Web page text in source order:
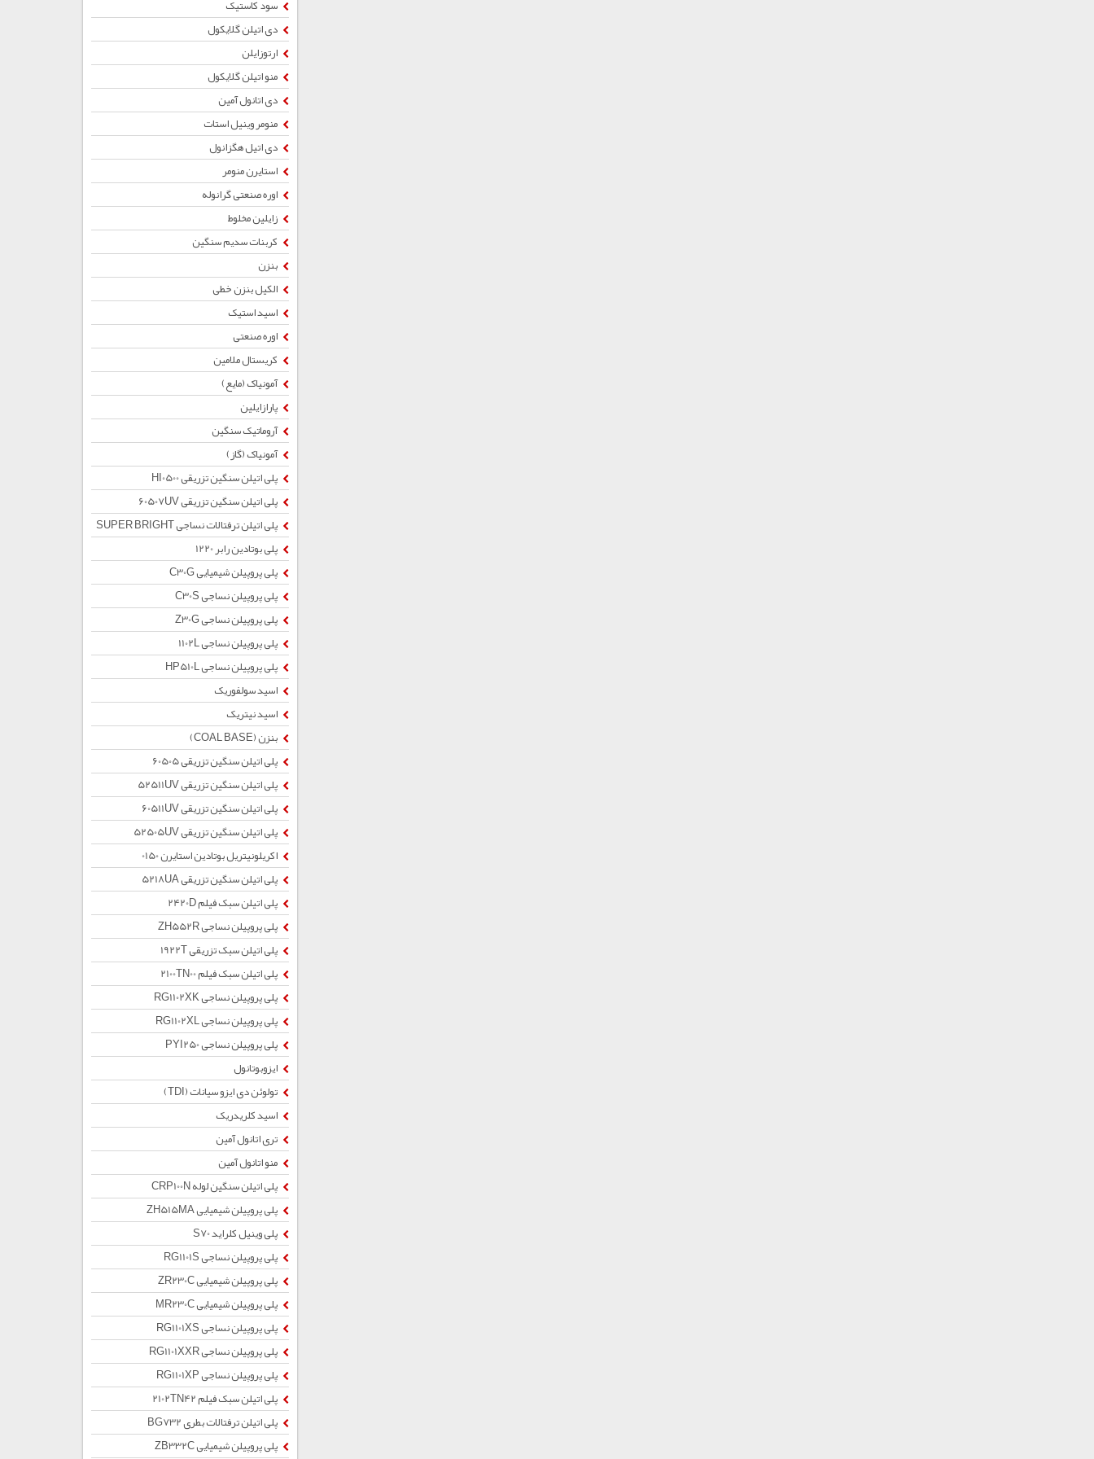
سود کاستیک
دی اتیلن گلایکول
ارتوزایلن
منو اتیلن گلایکول
دی اتانول آمین
منومر وینیل استات
دی اتیل هگزانول
استایرن منومر
اوره صنعتی گرانوله
زایلین مخلوط
کربنات سدیم سنگین
بنزن
الکیل بنزن خطی
اسید استیک
اوره صنعتی
کریستال ملامین
آمونیاک (مایع)
پارازایلین
آروماتیک سنگین
آمونیاک (گاز)
پلی اتیلن سنگین تزریقی HI0500
پلی اتیلن سنگین تزریقی 60507UV
پلی اتیلن ترفتالات نساجی SUPER BRIGHT
پلی بوتادین رابر 1220
پلی پروپیلن شیمیایی C30G
پلی پروپیلن نساجی C30S
پلی پروپیلن نساجی Z30G
پلی پروپیلن نساجی 1102L
پلی پروپیلن نساجی HP510L
اسید سولفوریک
اسید نیتریک
بنزن (COAL BASE)
پلی اتیلن سنگین تزریقی 60505
پلی اتیلن سنگین تزریقی 52511UV
پلی اتیلن سنگین تزریقی 60511UV
پلی اتیلن سنگین تزریقی 52505UV
اکریلونیتریل بوتادین استایرن 0150
پلی اتیلن سنگین تزریقی 5218UA
پلی اتیلن سبک فیلم 2420D
پلی پروپیلن نساجی ZH552R
پلی اتیلن سبک تزریقی 1922T
پلی اتیلن سبک فیلم 2100TN00
پلی پروپیلن نساجی RG1102XK
پلی پروپیلن نساجی RG1102XL
پلی پروپیلن نساجی PYI250
ایزوبوتانول
تولوئن دی ایزو سیانات (TDI)
اسید کلریدریک
تری اتانول آمین
منو اتانول آمین
پلی اتیلن سنگین لوله CRP100N
پلی پروپیلن شیمیایی ZH515MA
پلی وینیل کلراید S70
پلی پروپیلن نساجی RG1101S
پلی پروپیلن شیمیایی ZR230C
پلی پروپیلن شیمیایی MR230C
پلی پروپیلن نساجی RG1101XS
پلی پروپیلن نساجی RG1101XXR
پلی پروپیلن نساجی RG1101XP
پلی اتیلن سبک فیلم 2102TN42
پلی اتیلن ترفتالات بطری BG732
پلی پروپیلن شیمیایی ZB332C